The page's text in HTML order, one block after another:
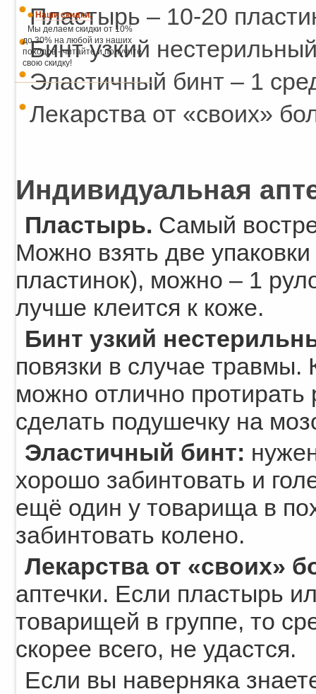
Пластырь – 10-20
Бинт узкий
Эластичный бинт – 1
Лекарства от «своих»
Индивидуальная
Пластырь. Самый
Можно взять две
пластинок), можно – 1
лучше клеится к коже.
Бинт узкий
повязки в случае травмы.
можно отлично
сделать подушечку на
Эластичный бинт:
хорошо забинтовать и
ещё один у товарища в
забинтовать колено.
Лекарства от «своих»
аптечки. Если пластырь
товарищей в группе, то
скорее всего, не удастся.
Если вы наверняка
Наши скидки.
Мы делаем скидки от 10%
до 30% на любой из наших
походов - читайте и получите
свою скидку!